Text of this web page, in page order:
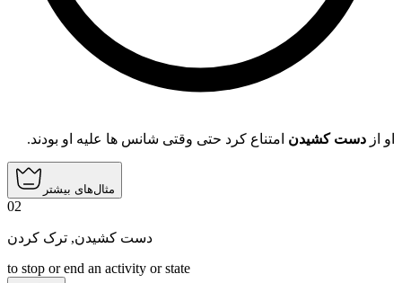
او از دست کشیدن امتناع کرد حتی وقتی شانس ها علیه او بودند.
مثال‌های بیشتر
02
دست کشیدن, ترک کردن
to stop or end an activity or state